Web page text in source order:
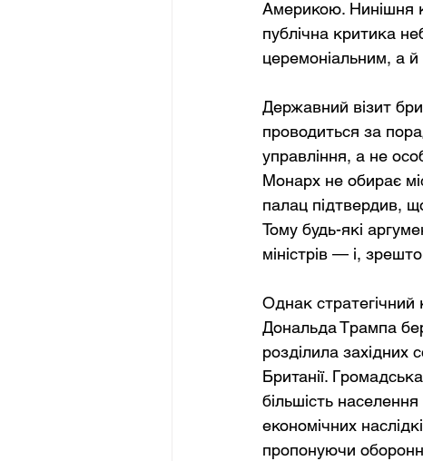
Америкою. Нинішня
публічна критика
церемоніальним, а й
Державний візит
проводиться за
управління, а не
Монарх не обирає
палац підтвердив,
Тому будь-які
міністрів — і,
Однак
Дональда Трампа
розділила західних
Британії.
більшість
економічних
пропонуючи